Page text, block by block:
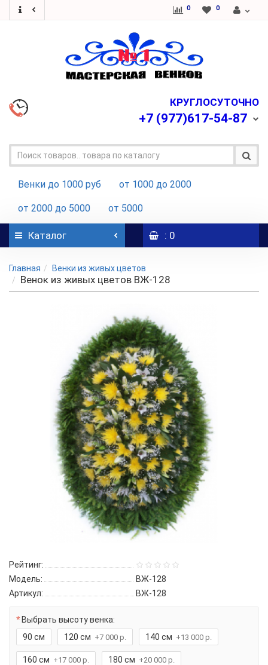
0 0
КРУГЛОСУТОЧНО
+7 (977)617-54-87
Венки до 1000 руб от 1000 до 2000
от 2000 до 5000 от 5000
Каталог : 0
Главная Венки из живых цветов
Венок из живых цветов ВЖ-128
Рейтинг:
Модель:
ВЖ-128
Артикул:
ВЖ-128
Выбрать высоту венка:
90 см
120 см +7 000 р. 140 см +13 000 р.
160 см +17 000 р. 180 см +20 000 р.